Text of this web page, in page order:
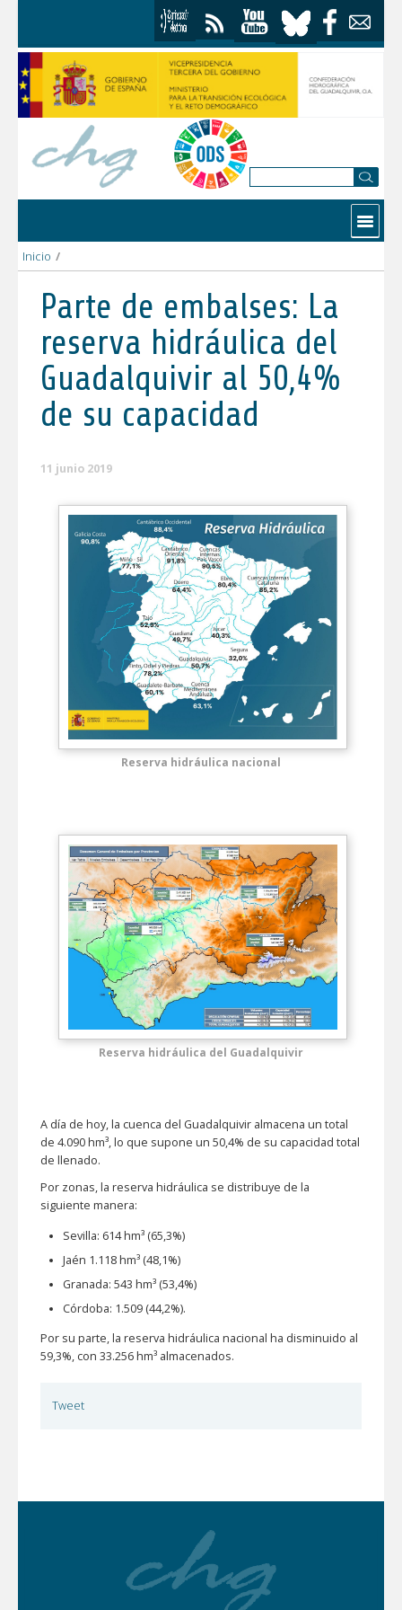
Contactar
Inicio /
Parte de embalses: La
reserva hidráulica del
Guadalquivir al 50,4%
de su capacidad
11 junio 2019
Reserva hidráulica nacional
Reserva hidráulica del Guadalquivir
A día de hoy, la cuenca del Guadalquivir almacena un total
de 4.090 hm³, lo que supone un 50,4% de su capacidad total
de llenado.
Por zonas, la reserva hidráulica se distribuye de la
siguiente manera:
Sevilla: 614 hm³ (65,3%)
Jaén 1.118 hm³ (48,1%)
Granada: 543 hm³ (53,4%)
Córdoba: 1.509 (44,2%).
Por su parte, la reserva hidráulica nacional ha disminuido al
59,3%, con 33.256 hm³ almacenados.
Tweet